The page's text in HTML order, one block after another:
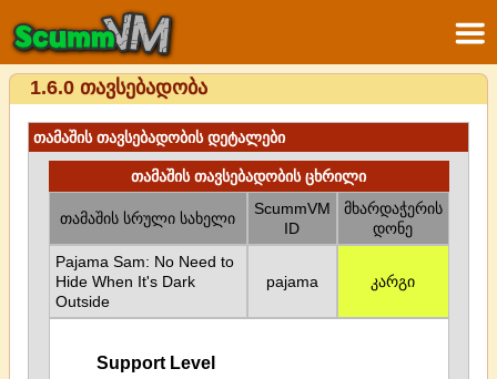
1.6.0 თავსებადობა
თამაშის თავსებადობის დეტალები
თამაშის თავსებადობის ცხრილი
თამაშის სრული სახელი
ScummVM
ID
მხარდაჭერის
დონე
Pajama Sam: No Need to
Hide When It's Dark
Outside
pajama კარგი
Support Level